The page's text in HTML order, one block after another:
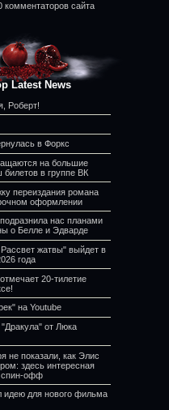
сайта
Latest News
Роберт!
в Форкс
на большие
в группе ВК
переиздания романа
оформлении
нас планами
о Белле и Эдварде
жатвы" выйдет в
года
20-тилетие
на Youtube
от Люка
не показали, как Элис
здесь интересная
спин-офф
идею для нового фильма